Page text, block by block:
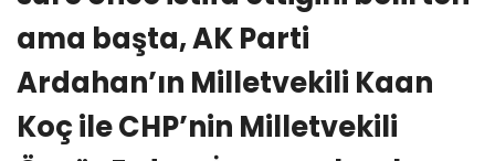
ama başta, AK Parti
Ardahan’ın Milletvekili Kaan
Koç ile CHP’nin Milletvekili